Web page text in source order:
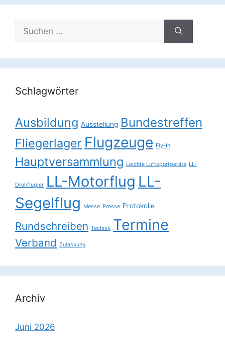
nach:
Schlagwörter
Ausbildung Ausstellung Bundestreffen
Fliegerlager Flugzeuge Fly-In
Hauptversammlung Leichte Luftsportgeräte LL-
Drehflügler LL-Motorflug LL-
Segelflug
Messe Presse Protokolle
Rundschreiben Technik Termine
Verband Zulassung
Archiv
Juni 2026